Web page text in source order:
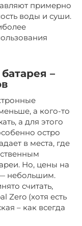
примерно
воды и суши.
–
а кого-то
а для этого
остро
в места, где
Но, цены на
небольшим.
считать,
Zero (хотя есть
– как всегда